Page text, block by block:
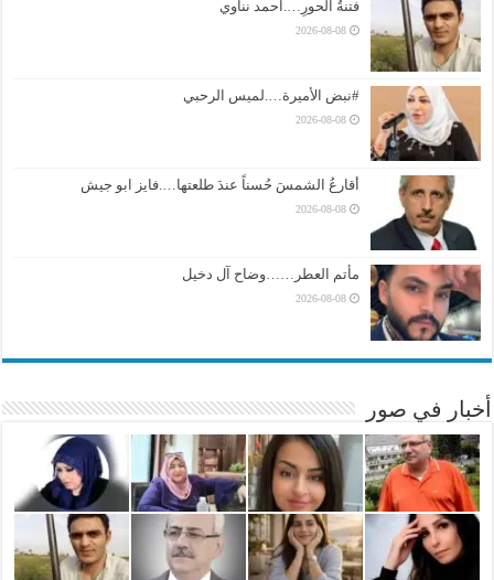
فتنةُ الحورِ….احمد نناوي
2026-08-08
#نبض الأميرة….لميس الرحبي
2026-08-08
أقارعُ الشمسَ حُسناً عندَ طلعتها….فايز ابو جيش
2026-08-08
مأتم العطر……وضاح آل دخيل
2026-08-08
أخبار في صور